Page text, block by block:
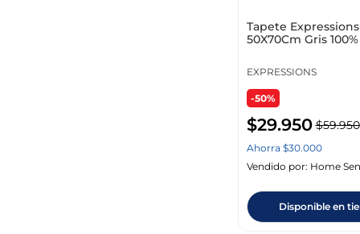
Tapete
50X70Cm Gris
EXPRESSIONS
-50%
$29.950 $59.950
Ahorra $30.000
Vendido por: Home
Disponible en